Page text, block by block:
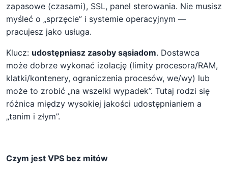
zapasowe (czasami), SSL, panel sterowania. Nie musisz
myśleć o „sprzęcie” i systemie operacyjnym —
pracujesz jako usługa.
Klucz: udostępniasz zasoby sąsiadom. Dostawca
może dobrze wykonać izolację (limity procesora/RAM,
klatki/kontenery, ograniczenia procesów, we/wy) lub
może to zrobić „na wszelki wypadek”. Tutaj rodzi się
różnica między wysokiej jakości udostępnianiem a
„tanim i złym”.
Czym jest VPS bez mitów